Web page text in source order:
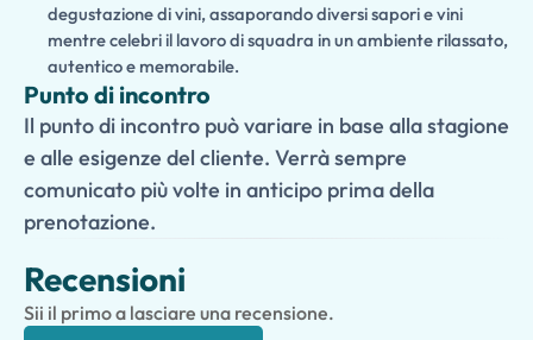
degustazione di vini, assaporando diversi sapori e vini
mentre celebri il lavoro di squadra in un ambiente rilassato,
autentico e memorabile.
Punto di incontro
Il punto di incontro può variare in base alla stagione
e alle esigenze del cliente. Verrà sempre
comunicato più volte in anticipo prima della
prenotazione.
Recensioni
Sii il primo a lasciare una recensione.